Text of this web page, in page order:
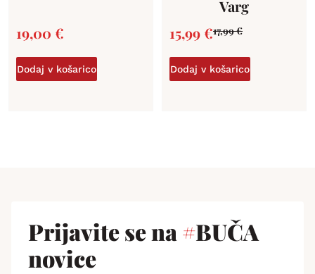
19,00 €
Dodaj v košarico
Varg
17,99€
15,99€
Dodaj v košarico
Prijavite se na#BUČA
novice